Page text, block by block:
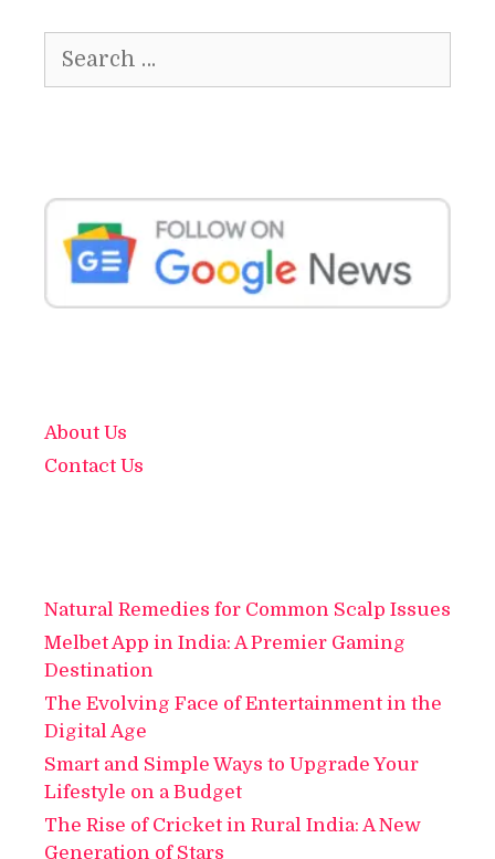
for:
About Us
Contact Us
Natural Remedies for Common Scalp Issues
Melbet App in India: A Premier Gaming
Destination
The Evolving Face of Entertainment in the
Digital Age
Smart and Simple Ways to Upgrade Your
Lifestyle on a Budget
The Rise of Cricket in Rural India: A New
Generation of Stars